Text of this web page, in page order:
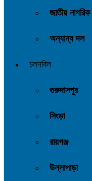
জাতীয় নাগরিক
অন্যান্য দল
চলনবিল
গুরুদাসপুর
সিংড়া
রায়গঞ্জ
উল্লাপাড়া